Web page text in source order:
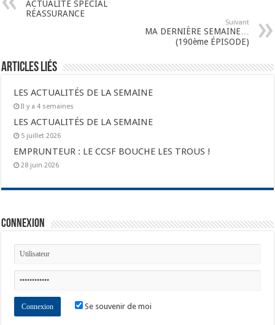
ACTUALITÉ SPECIAL
RÉASSURANCE
Suivant
MA DERNIÈRE SEMAINE…
(190ème ÉPISODE)
Articles liés
LES ACTUALITÉS DE LA SEMAINE
Il y a 4 semaines
LES ACTUALITÉS DE LA SEMAINE
5 juillet 2026
EMPRUNTEUR : LE CCSF BOUCHE LES TROUS !
28 juin 2026
Connexion
Se souvenir de moi